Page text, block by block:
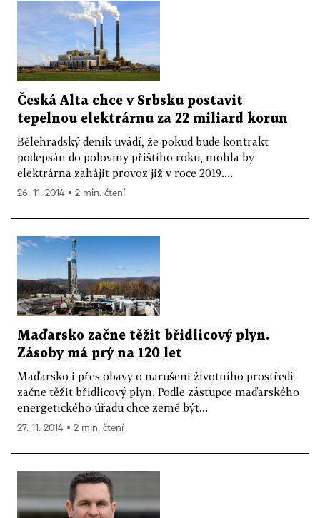
Česká Alta chce v Srbsku postavit
tepelnou elektrárnu za 22 miliard korun
Bělehradský deník uvádí, že pokud bude kontrakt
podepsán do poloviny příštího roku, mohla by
elektrárna zahájit provoz již v roce 2019....
26. 11. 2014 ▪ 2 min. čtení
Maďarsko začne těžit břidlicový plyn.
Zásoby má prý na 120 let
Maďarsko i přes obavy o narušení životního prostředí
začne těžit břidlicový plyn. Podle zástupce maďarského
energetického úřadu chce země být...
27. 11. 2014 ▪ 2 min. čtení